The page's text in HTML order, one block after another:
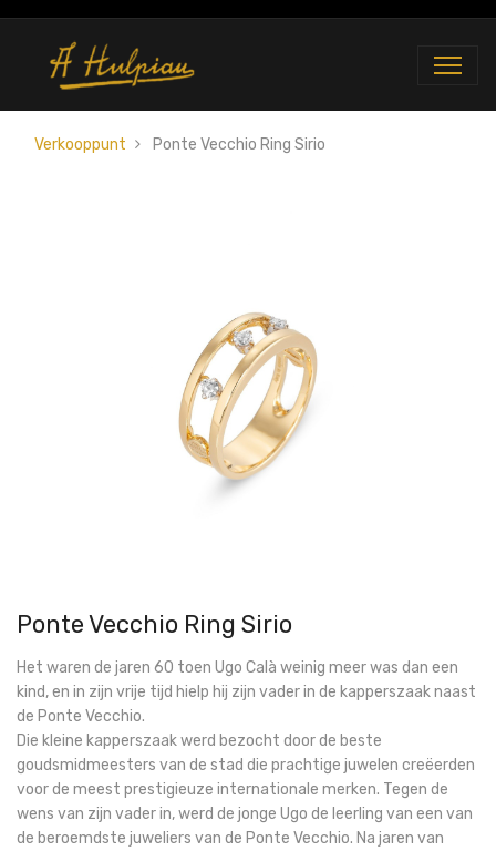
Verkooppunt Ponte Vecchio Ring Sirio
Ponte Vecchio Ring Sirio
Het waren de jaren 60 toen Ugo Calà weinig meer was dan een
kind, en in zijn vrije tijd hielp hij zijn vader in de kapperszaak naast
de Ponte Vecchio.
Die kleine kapperszaak werd bezocht door de beste
goudsmidmeesters van de stad die prachtige juwelen creëerden
voor de meest prestigieuze internationale merken. Tegen de
wens van zijn vader in, werd de jonge Ugo de leerling van een van
de beroemdste juweliers van de Ponte Vecchio. Na jaren van